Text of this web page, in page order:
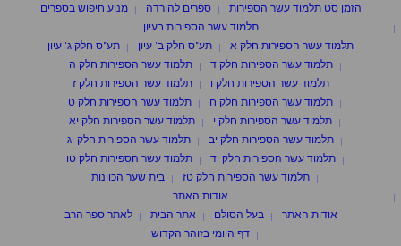
הזמן סט תלמוד עשר הספירות
ספרים להורדה
מנוע חיפוש בספרים
תלמוד עשר הספירות בעיון
תלמוד עשר הספירות חלק א
תע"ס חלק ב' עיון
תע"ס חלק ג' עיון
תלמוד עשר הספירות חלק ד
תלמוד עשר הספירות חלק ה
תלמוד עשר הספירות חלק ו
תלמוד עשר הספירות חלק ז
תלמוד עשר הספירות חלק ח
תלמוד עשר הספירות חלק ט
תלמוד עשר הספירות חלק י
תלמוד עשר הספירות חלק יא
תלמוד עשר הספירות חלק יב
תלמוד עשר הספירות חלק יג
תלמוד עשר הספירות חלק יד
תלמוד עשר הספירות חלק טו
תלמוד עשר הספירות חלק טז
בית שער הכוונות
אודות האתר
אודות האתר
בעל הסולם אתר הבית
לאתר ספר הרב
דף היומי בזוהר הקדוש